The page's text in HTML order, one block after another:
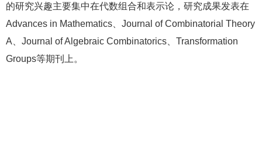
的研究兴趣主要集中在代数组合和表示论，研究成果发表在
Advances in Mathematics、Journal of Combinatorial Theory
A、Journal of Algebraic Combinatorics、Transformation
Groups等期刊上。